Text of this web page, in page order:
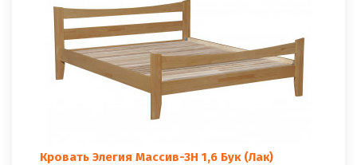
Кровать Элегия Массив-3Н 1,6 Бук (Лак)